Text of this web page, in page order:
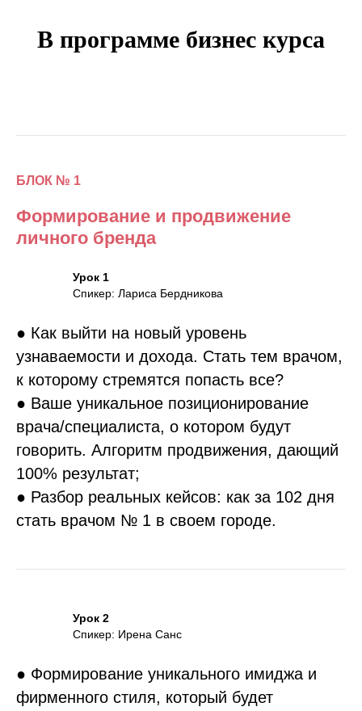
В программе бизнес курса
БЛОК № 1
Формирование и продвижение
личного бренда
Урок 1
Спикер: Лариса Бердникова
● Как выйти на новый уровень
узнаваемости и дохода. Стать тем врачом,
к которому стремятся попасть все?
● Ваше уникальное позиционирование
врача/специалиста, о котором будут
говорить. Алгоритм продвижения, дающий
100% результат;
● Разбор реальных кейсов: как за 102 дня
стать врачом № 1 в своем городе.
Урок 2
Спикер: Ирена Санс
● Формирование уникального имиджа и
фирменного стиля, который будет